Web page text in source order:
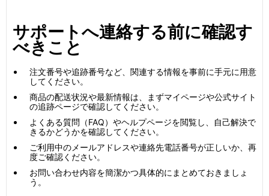
サポートへ連絡する前に確認す
べきこと
注文番号や追跡番号など、関連する情報を事前に手元に用意
してください。
商品の配送状況や最新情報は、まずマイページや公式サイト
の追跡ページで確認してください。
よくある質問（FAQ）やヘルプページを閲覧し、自己解決で
きるかどうかを確認してください。
ご利用中のメールアドレスや連絡先電話番号が正しいか、再
度ご確認ください。
お問い合わせ内容を簡潔かつ具体的にまとめておきましょ
う。